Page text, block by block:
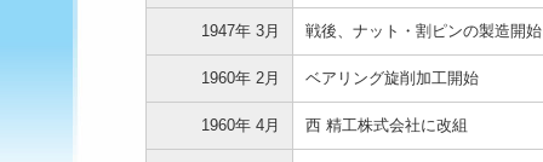
1947年 3月 戦後、ナット・割ピンの製造開始
1960年 2月 ベアリング旋削加工開始
1960年 4月 西 精工株式会社に改組